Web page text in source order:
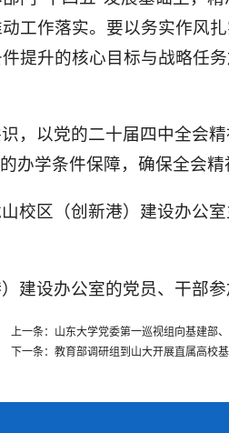
工作落实。要以务实作风
提升的核心目标与战略任
，以党的二十届四中全会
办学条件保障，确保全会精
校区（创新港）建设办公
建设办公室的党员、干部参
上一条：山东大学党委第一巡视组向基建部
下一条：教育部调研组到山大开展直属高校